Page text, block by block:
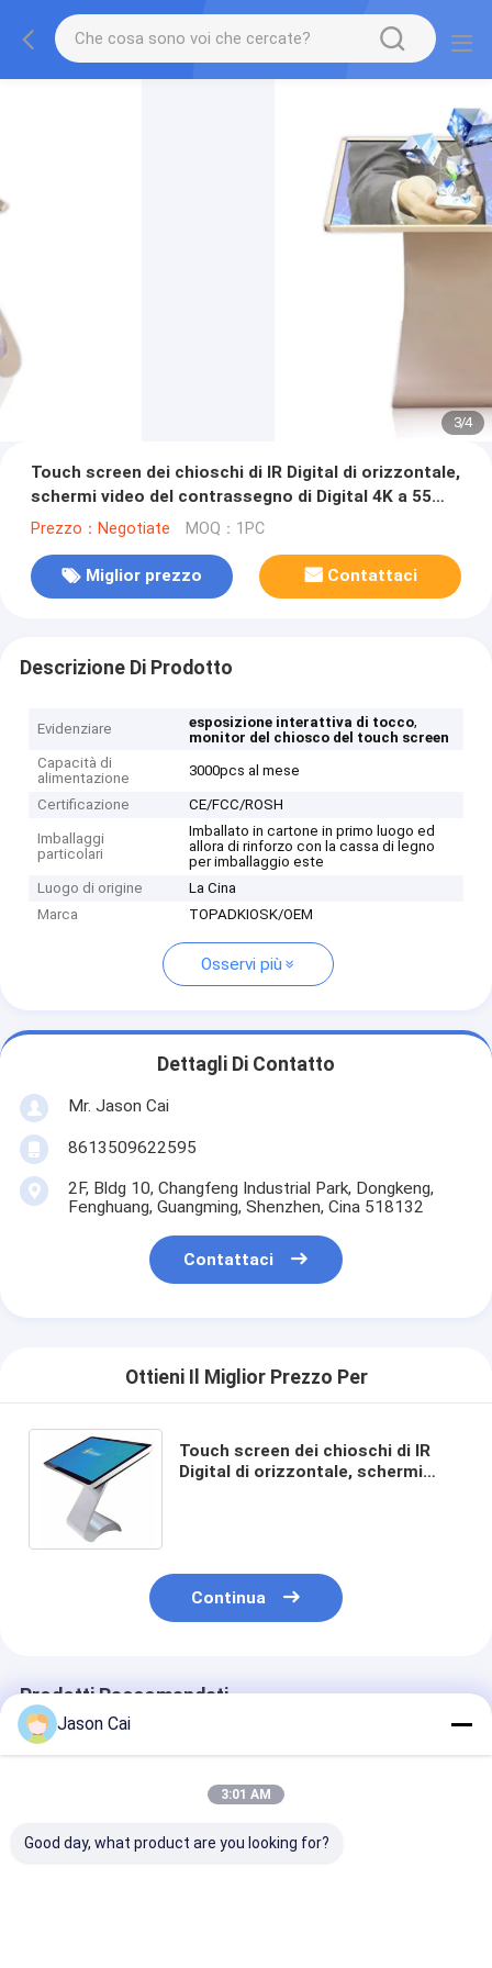
3/4
Touch screen dei chioschi di IR Digital di orizzontale,
schermi video del contrassegno di Digital 4K a 55
pollici Android
Prezzo：Negotiate MOQ：1PC
Miglior prezzo Contattaci
Descrizione Di Prodotto
Evidenziare esposizione interattiva di tocco,
monitor del chiosco del touch screen
Capacità di
alimentazione
3000pcs al mese
Certificazione CE/FCC/ROSH
Imballaggi
particolari
Imballato in cartone in primo luogo ed
allora di rinforzo con la cassa di legno
per imballaggio este
Luogo di origine
La Cina
Marca
TOPADKIOSK/OEM
Osservi più
Dettagli Di Contatto
Mr. Jason Cai
8613509622595
2F, Bldg 10, Changfeng Industrial Park, Dongkeng,
Fenghuang, Guangming, Shenzhen, Cina 518132
Contattaci
Ottieni Il Miglior Prezzo Per
Touch screen dei chioschi di IR
Digital di orizzontale, schermi
Continua
Prodotti Raccomandati
Jason Cai
3:01 AM
Good day, what product are you looking for?